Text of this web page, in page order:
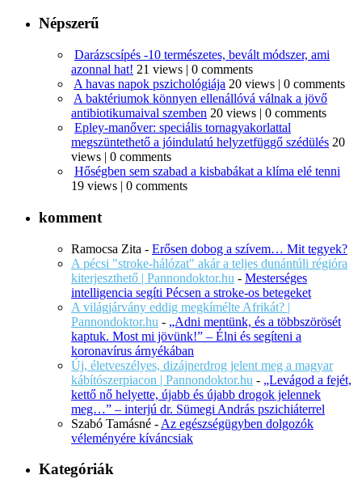
Népszerű
Darázscsípés -10 természetes, bevált módszer, ami
azonnal hat! 21 views | 0 comments
A havas napok pszichológiája 20 views | 0 comments
A baktériumok könnyen ellenállóvá válnak a jövő
antibiotikumaival szemben 20 views | 0 comments
Epley-manőver: speciális tornagyakorlattal
megszüntethető a jóindulatú helyzetfüggő szédülés 20
views | 0 comments
Hőségben sem szabad a kisbabákat a klíma elé tenni
19 views | 0 comments
komment
Ramocsa Zita - Erősen dobog a szívem… Mit tegyek?
A pécsi "stroke-hálózat" akár a teljes dunántúli régióra
kiterjeszthető | Pannondoktor.hu - Mesterséges
intelligencia segíti Pécsen a stroke-os betegeket
A világjárvány eddig megkímélte Afrikát? |
Pannondoktor.hu - „Adni mentünk, és a többszörösét
kaptuk. Most mi jövünk!” – Élni és segíteni a
koronavírus árnyékában
Új, életveszélyes, dizájnerdrog jelent meg a magyar
kábítószerpiacon | Pannondoktor.hu - „Levágod a fejét,
kettő nő helyette, újabb és újabb drogok jelennek
meg…” – interjú dr. Sümegi András pszichiáterrel
Szabó Tamásné - Az egészségügyben dolgozók
véleményére kíváncsiak
Kategóriák